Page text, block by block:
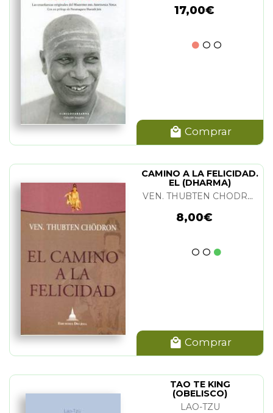
17,00€
Comprar
CAMINO A LA FELICIDAD.
EL (DHARMA)
VEN. THUBTEN CHODRON
8,00€
Comprar
TAO TE KING
(OBELISCO)
LAO-TZU